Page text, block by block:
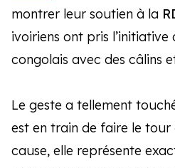
montrer leur soutien à la
ivoiriens ont pris
congolais avec des câlins
Le geste a tellement
est en train de faire le tour
cause, elle représente